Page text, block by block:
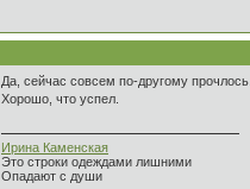
Да, сейчас совсем по-другому прочлось.
Хорошо, что успел.
Ирина Каменская
Это строки одеждами лишними
Опадают с души